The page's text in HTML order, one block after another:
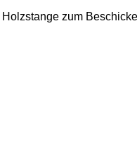
zum